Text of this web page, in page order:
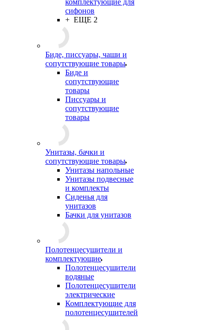
комплектующие для
сифонов
+ ЕЩЕ 2
Биде, писсуары, чаши и
сопутствующие товары
Биде и
сопутствующие
товары
Писсуары и
сопутствующие
товары
Унитазы, бачки и
сопутствующие товары
Унитазы напольные
Унитазы подвесные
и комплекты
Сиденья для
унитазов
Бачки для унитазов
Полотенцесушители и
комплектующие
Полотенцесушители
водяные
Полотенцесушители
электрические
Комплектующие для
полотенцесушителей